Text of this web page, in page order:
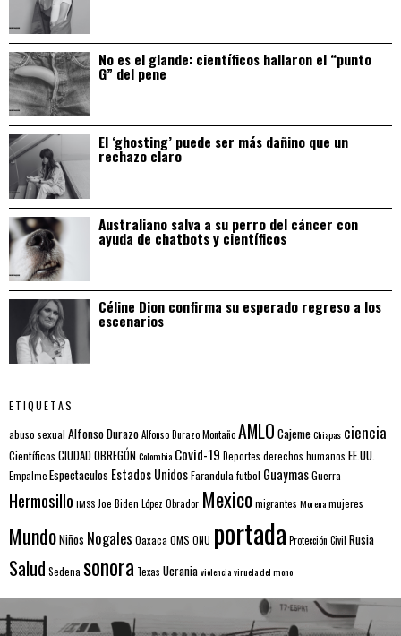
No es el glande: científicos hallaron el “punto
G” del pene
El ‘ghosting’ puede ser más dañino que un
rechazo claro
Australiano salva a su perro del cáncer con
ayuda de chatbots y científicos
Céline Dion confirma su esperado regreso a los
escenarios
ETIQUETAS
abuso sexual Alfonso DurazoAlfonso Durazo MontañoAMLO CajemeChiapas ciencia
Científicos CIUDAD OBREGÓNColombia Covid-19 Deportes derechos humanos EE.UU.
EmpalmeEspectaculos Estados UnidosFarandula futbol GuaymasGuerra
Hermosillo IMSS Joe Biden López Obrador Mexicomigrantes Morenamujeres
MundoNiños Nogales Oaxaca OMS ONU portada Protección Civil Rusia
Salud Sedena sonora Texas Ucraniaviolenciaviruela del mono